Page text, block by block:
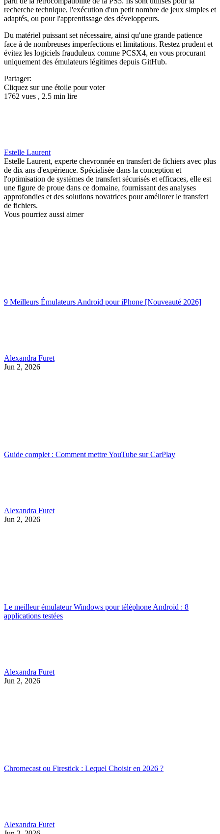
recherche technique, l'exécution d'un petit nombre de jeux simples et
adaptés, ou pour l'apprentissage des développeurs.
Du matériel puissant set nécessaire, ainsi qu'une grande patience
face à de nombreuses imperfections et limitations. Restez prudent et
évitez les logiciels frauduleux comme PCSX4, en vous procurant
uniquement des émulateurs légitimes depuis GitHub.
Partager:
Cliquez sur une étoile pour voter
1762 vues , 2.5 min lire
Estelle Laurent
Estelle Laurent, experte chevronnée en transfert de fichiers avec plus
de dix ans d'expérience. Spécialisée dans la conception et
l'optimisation de systèmes de transfert sécurisés et efficaces, elle est
une figure de proue dans ce domaine, fournissant des analyses
approfondies et des solutions novatrices pour améliorer le transfert
de fichiers.
Vous pourriez aussi aimer
9 Meilleurs Émulateurs Android pour iPhone [Nouveauté 2026]
Alexandra Furet
Jun 2, 2026
Guide complet : Comment mettre YouTube sur CarPlay
Alexandra Furet
Jun 2, 2026
Le meilleur émulateur Windows pour téléphone Android : 8
applications testées
Alexandra Furet
Jun 2, 2026
Chromecast ou Firestick : Lequel Choisir en 2026 ?
Alexandra Furet